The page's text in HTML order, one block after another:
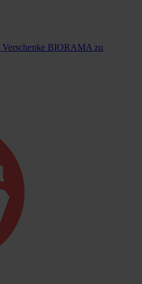
Verschenke BIORAMA zu